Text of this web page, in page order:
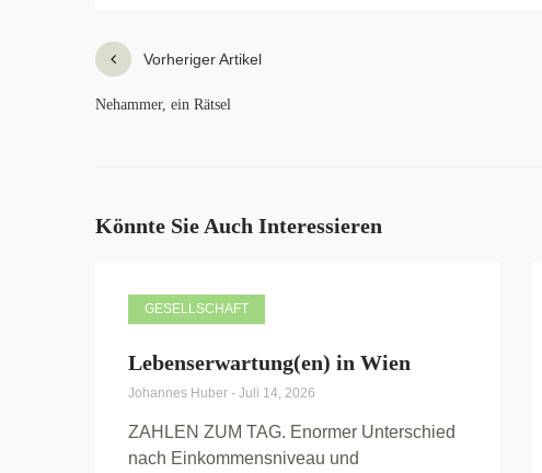
Vorheriger Artikel
Nehammer, ein Rätsel
Könnte Sie Auch Interessieren
GESELLSCHAFT
Lebenserwartung(en) in Wien
Johannes Huber - Juli 14, 2026
ZAHLEN ZUM TAG. Enormer Unterschied
nach Einkommensniveau und